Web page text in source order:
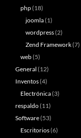
php(18)
joomla(1)
wordpress(2)
Zend Framework(7)
web(5)
General (12)
Inventos(4)
Electrónica(3)
respaldo(11)
Software(53)
Escritorios(6)